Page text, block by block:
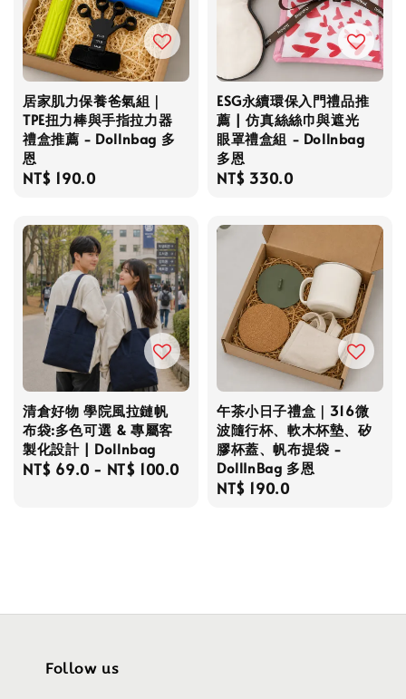
居家肌力保養爸氣組｜
TPE扭力棒與手指拉力器
禮盒推薦 - Dollnbag 多
恩
Regular
NT$ 190.0
ESG永續環保入門禮品推
薦 | 仿真絲絲巾與遮光
眼罩禮盒組 - Dollnbag
多恩
Regular
NT$ 330.0
清倉好物 學院風拉鏈帆
布袋:多色可選 & 專屬客
製化設計 | Dollnbag
Regular
NT$ 69.0 - NT$ 100.0
午茶小日子禮盒｜316微
波隨行杯、軟木杯墊、矽
膠杯蓋、帆布提袋 -
DollInBag 多恩
Regular
NT$ 190.0
Follow us